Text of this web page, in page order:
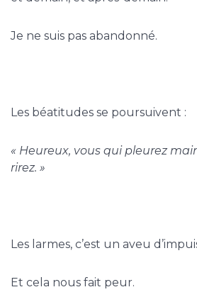
Je ne suis pas abandonné.
Les béatitudes se poursuivent :
« Heureux, vous qui pleurez
rirez. »
Les larmes, c’est un aveu
Et cela nous fait peur.